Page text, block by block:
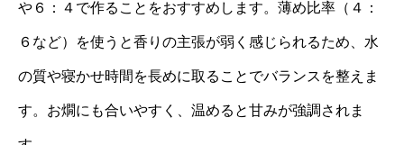
や６：４で作ることをおすすめします。薄め比率（４：
６など）を使うと香りの主張が弱く感じられるため、水
の質や寝かせ時間を長めに取ることでバランスを整えま
す。お燗にも合いやすく、温めると甘みが強調されま